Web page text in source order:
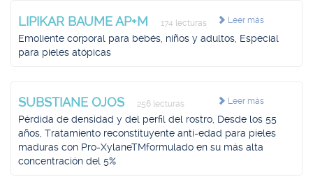
Leer más
LIPIKAR BAUME AP+M 174 lecturas
Emoliente corporal para bebés, niños y adultos, Especial
para pieles atópicas
Leer más
SUBSTIANE OJOS 256 lecturas
Pérdida de densidad y del perfil del rostro, Desde los 55
años, Tratamiento reconstituyente anti-edad para pieles
maduras con Pro-XylaneTMformulado en su más alta
concentración del 5%